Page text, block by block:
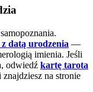
datą urodzenia —
imienia. Jeśli
odwiedź kartę tarota
na stronie